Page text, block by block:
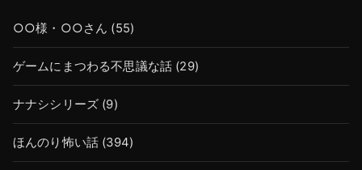
○○様・○○さん (55)
ゲームにまつわる不思議な話 (29)
ナナシシリーズ (9)
ほんのり怖い話 (394)